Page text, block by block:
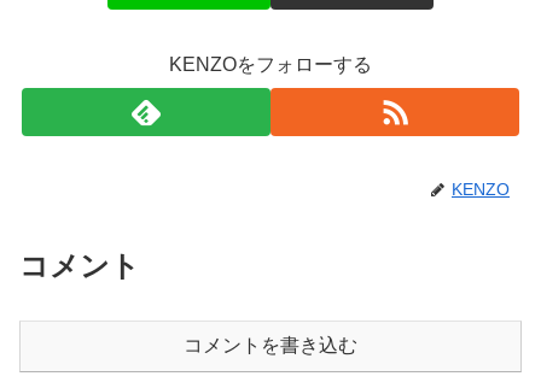
KENZOをフォローする
KENZO
コメント
コメントを書き込む